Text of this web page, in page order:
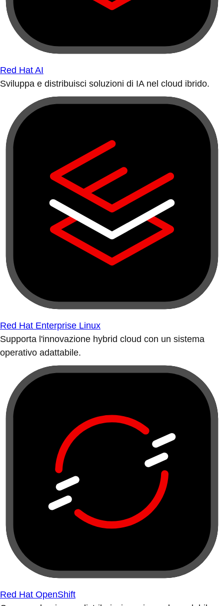
Red Hat AI
Sviluppa e distribuisci soluzioni di IA nel cloud ibrido.
Red Hat Enterprise Linux
Supporta l'innovazione hybrid cloud con un sistema
operativo adattabile.
Red Hat OpenShift